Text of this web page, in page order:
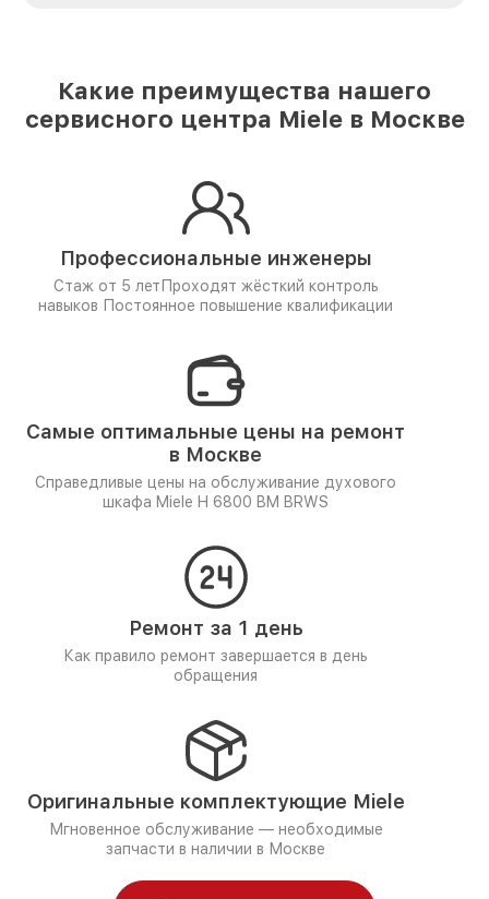
Какие преимущества нашего
сервисного центра Miele в Москве
Профессиональные инженеры
Стаж от 5 лет Проходят жёсткий контроль
навыков Постоянное повышение квалификации
Самые оптимальные цены на ремонт
в Москве
Справедливые цены на обслуживание духового
шкафа Miele H 6800 BM BRWS
Ремонт за 1 день
Как правило ремонт завершается в день
обращения
Оригинальные комплектующие Miele
Мгновенное обслуживание — необходимые
запчасти в наличии в Москве